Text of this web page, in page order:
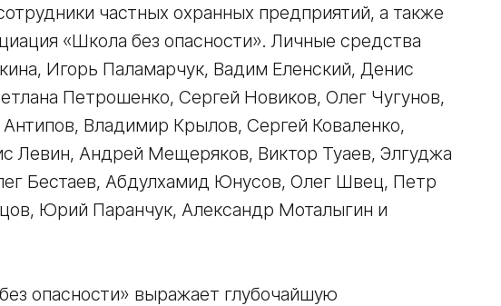
частных охранных предприятий, а также
«Школа без опасности». Личные средства
Игорь Паламарчук, Вадим Еленский, Денис
Петрошенко, Сергей Новиков, Олег Чугунов,
Владимир Крылов, Сергей Коваленко,
Левин, Андрей Мещеряков, Виктор Туаев, Элгуджа
Бестаев, Абдулхамид Юнусов, Олег Швец, Петр
Юрий Паранчук, Александр Моталыгин и
опасности» выражает глубочайшую